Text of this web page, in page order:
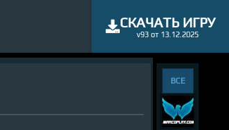
СКАЧАТЬ ИГРУ
v93 от 13.12.2025
ВСЕ